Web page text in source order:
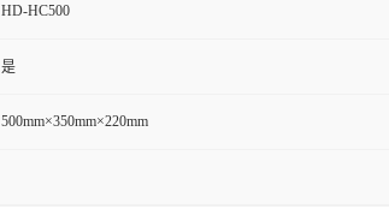
HD-HC500
是
500mm×350mm×220mm